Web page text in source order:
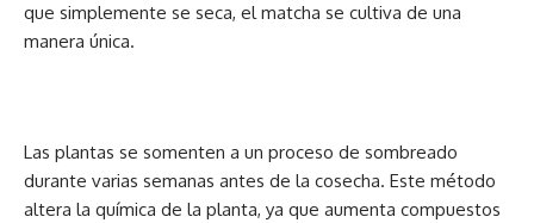
que simplemente se seca, el matcha se cultiva de una
manera única.
Las plantas se somenten a un proceso de sombreado
durante varias semanas antes de la cosecha. Este método
altera la química de la planta, ya que aumenta compuestos